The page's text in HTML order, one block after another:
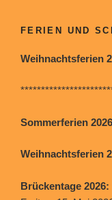
FERIEN UND
Weihnachtsferien
Sommerferien
Weihnachtsferien
Brückentage 2026: